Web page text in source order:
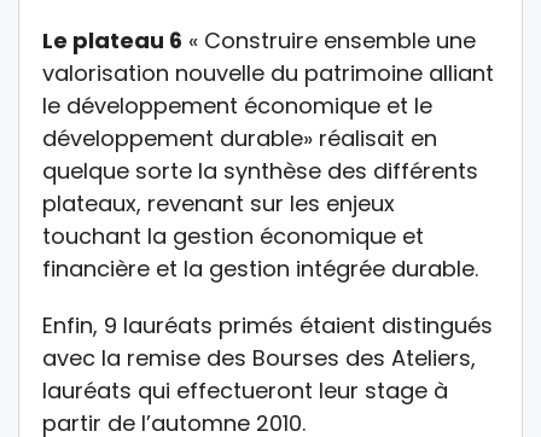
Le plateau 6 « Construire ensemble une
valorisation nouvelle du patrimoine alliant
le développement économique et le
développement durable» réalisait en
quelque sorte la synthèse des différents
plateaux, revenant sur les enjeux
touchant la gestion économique et
financière et la gestion intégrée durable.
Enfin, 9 lauréats primés étaient distingués
avec la remise des Bourses des Ateliers,
lauréats qui effectueront leur stage à
partir de l’automne 2010.